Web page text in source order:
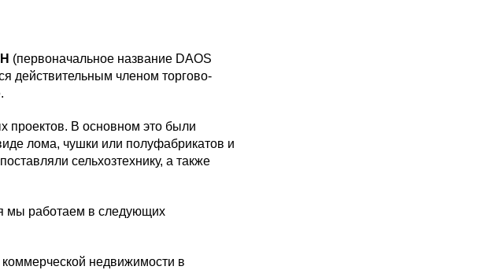
(первоначальное название DAOS
действительным членом торгово-
проектов. В основном это были
лома, чушки или полуфабрикатов и
сельхозтехнику, а также
мы работаем в следующих
недвижимости в